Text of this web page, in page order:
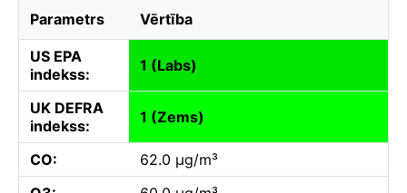
Parametrs Vērtība
US EPA
indekss:
1 (Labs)
UK DEFRA
indekss:
1 (Zems)
CO:
62.0 µg/m³